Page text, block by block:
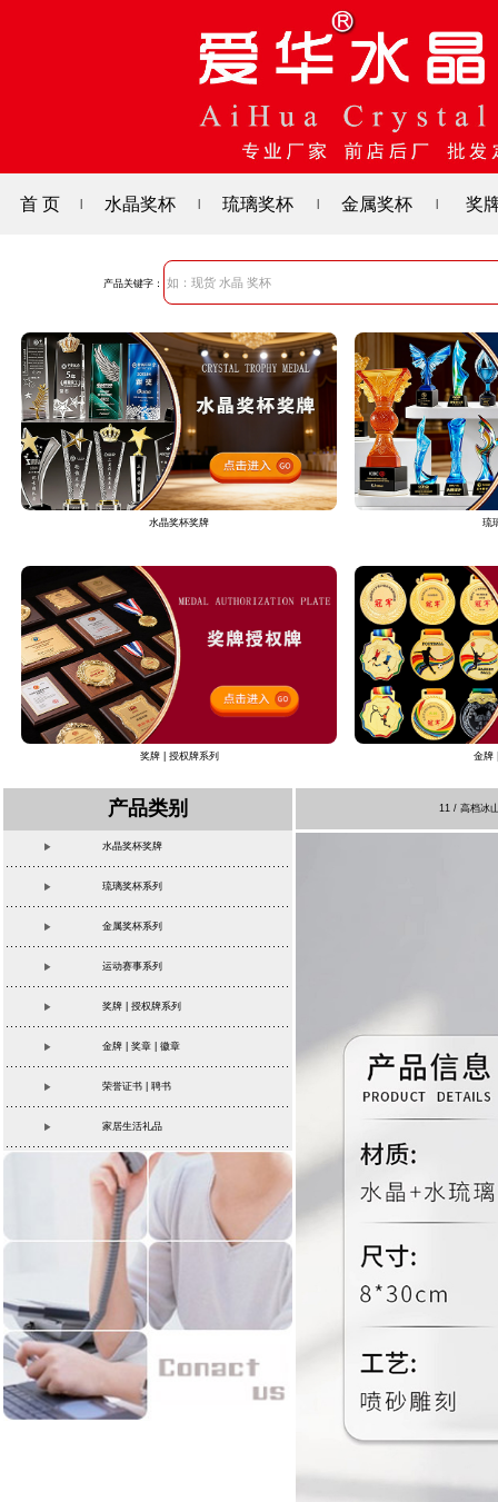
首 页 水晶奖杯 琉璃奖杯 金属奖杯 奖
产品关键字：
水晶奖杯奖牌 琉
奖牌 | 授权牌系列 金牌
产品类别
水晶奖杯奖牌
琉璃奖杯系列
金属奖杯系列
运动赛事系列
奖牌 | 授权牌系列
金牌 | 奖章 | 徽章
荣誉证书 | 聘书
家居生活礼品
11 / 高档冰